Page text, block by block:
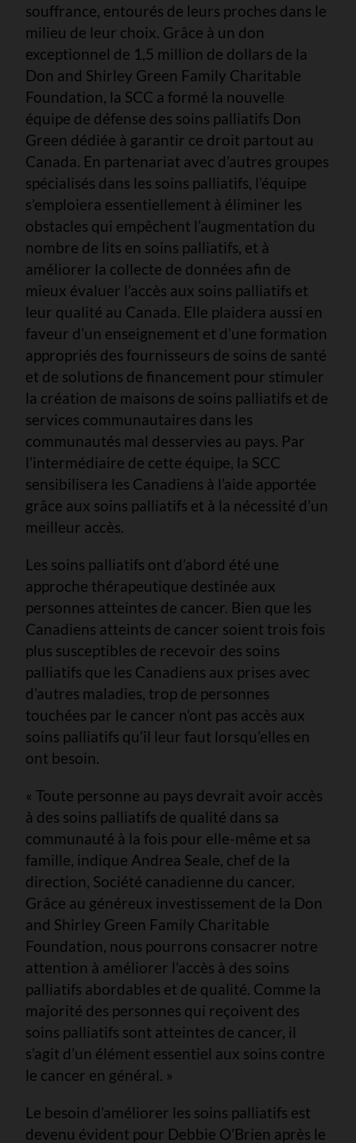
souffrance, entourés de leurs proches dans le
milieu de leur choix. Grâce à un don
exceptionnel de 1,5 million de dollars de la
Don and Shirley Green Family Charitable
Foundation, la SCC a formé la nouvelle
équipe de défense des soins palliatifs Don
Green dédiée à garantir ce droit partout au
Canada. En partenariat avec d’autres groupes
spécialisés dans les soins palliatifs, l’équipe
s’emploiera essentiellement à éliminer les
obstacles qui empêchent l’augmentation du
nombre de lits en soins palliatifs, et à
améliorer la collecte de données afin de
mieux évaluer l’accès aux soins palliatifs et
leur qualité au Canada. Elle plaidera aussi en
faveur d’un enseignement et d’une formation
appropriés des fournisseurs de soins de santé
et de solutions de financement pour stimuler
la création de maisons de soins palliatifs et de
services communautaires dans les
communautés mal desservies au pays. Par
l’intermédiaire de cette équipe, la SCC
sensibilisera les Canadiens à l’aide apportée
grâce aux soins palliatifs et à la nécessité d’un
meilleur accès.
Les soins palliatifs ont d’abord été une
approche thérapeutique destinée aux
personnes atteintes de cancer. Bien que les
Canadiens atteints de cancer soient trois fois
plus susceptibles de recevoir des soins
palliatifs que les Canadiens aux prises avec
d’autres maladies, trop de personnes
touchées par le cancer n’ont pas accès aux
soins palliatifs qu’il leur faut lorsqu’elles en
ont besoin.
« Toute personne au pays devrait avoir accès
à des soins palliatifs de qualité dans sa
communauté à la fois pour elle-même et sa
famille, indique Andrea Seale, chef de la
direction, Société canadienne du cancer.
Grâce au généreux investissement de la Don
and Shirley Green Family Charitable
Foundation, nous pourrons consacrer notre
attention à améliorer l’accès à des soins
palliatifs abordables et de qualité. Comme la
majorité des personnes qui reçoivent des
soins palliatifs sont atteintes de cancer, il
s’agit d’un élément essentiel aux soins contre
le cancer en général. »
Le besoin d’améliorer les soins palliatifs est
devenu évident pour Debbie O’Brien après le